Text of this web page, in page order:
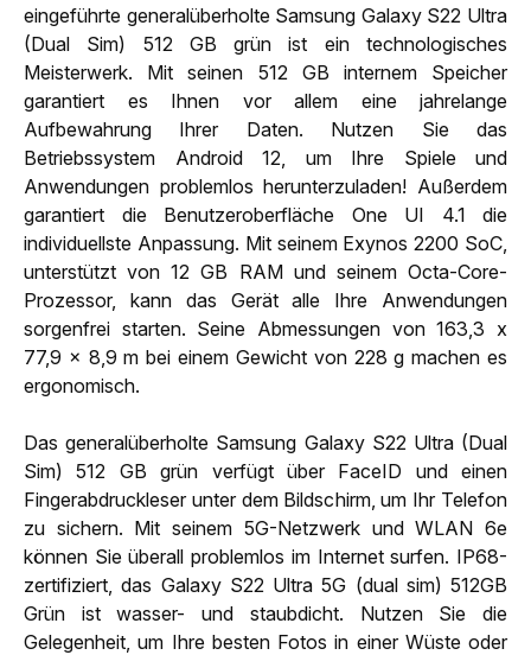
eingeführte generalüberholte Samsung Galaxy S22 Ultra
(Dual Sim) 512 GB grün ist ein technologisches
Meisterwerk. Mit seinen 512 GB internem Speicher
garantiert es Ihnen vor allem eine jahrelange
Aufbewahrung Ihrer Daten. Nutzen Sie das
Betriebssystem Android 12, um Ihre Spiele und
Anwendungen problemlos herunterzuladen! Außerdem
garantiert die Benutzeroberfläche One UI 4.1 die
individuellste Anpassung. Mit seinem Exynos 2200 SoC,
unterstützt von 12 GB RAM und seinem Octa-Core-
Prozessor, kann das Gerät alle Ihre Anwendungen
sorgenfrei starten. Seine Abmessungen von 163,3 x
77,9 x 8,9 m bei einem Gewicht von 228 g machen es
ergonomisch.
Das generalüberholte Samsung Galaxy S22 Ultra (Dual
Sim) 512 GB grün verfügt über FaceID und einen
Fingerabdruckleser unter dem Bildschirm, um Ihr Telefon
zu sichern. Mit seinem 5G-Netzwerk und WLAN 6e
können Sie überall problemlos im Internet surfen. IP68-
zertifiziert, das Galaxy S22 Ultra 5G (dual sim) 512GB
Grün ist wasser- und staubdicht. Nutzen Sie die
Gelegenheit, um Ihre besten Fotos in einer Wüste oder